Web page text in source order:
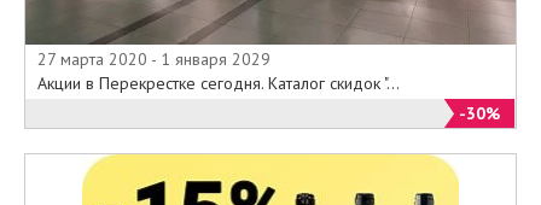
27 марта 2020 - 1 января 2029
Акции в Перекрестке сегодня. Каталог скидок "...
-30%